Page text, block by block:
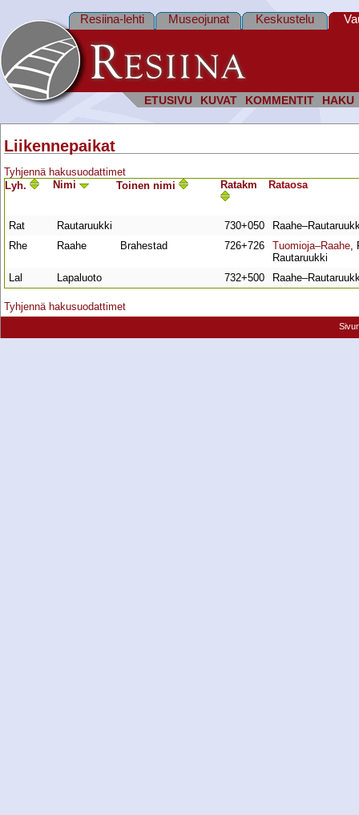
ETUSIVU KUVAT KOMMENTIT HAKU
Resiina-lehti Museojunat Keskustelu
Liikennepaikat
Tyhjennä hakusuodattimet
Lyh.
Nimi Toinen nimi Ratakm Rata­osa
Rat Rautaruukki 730+050
Rhe
Raahe Brahestad 726+726 Tuomioja–Raahe,
Rautaruukki
Lal
Lapaluoto 732+500
Tyhjennä hakusuodattimet